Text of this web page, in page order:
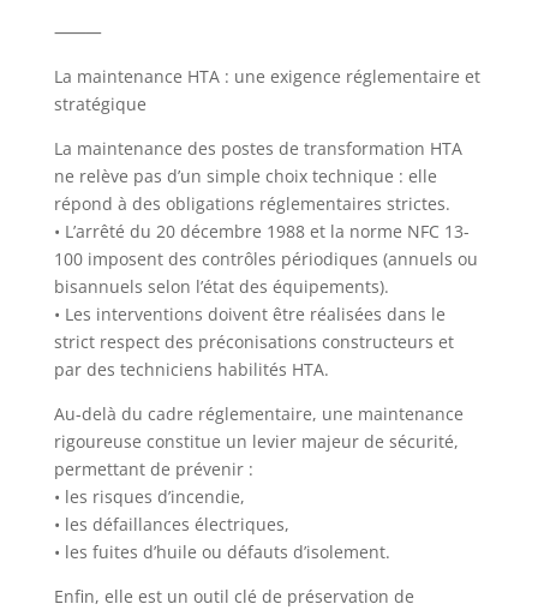
⸻
La maintenance HTA : une exigence réglementaire et
stratégique
La maintenance des postes de transformation HTA
ne relève pas d’un simple choix technique : elle
répond à des obligations réglementaires strictes.
• L’arrêté du 20 décembre 1988 et la norme NFC 13-
100 imposent des contrôles périodiques (annuels ou
bisannuels selon l’état des équipements).
• Les interventions doivent être réalisées dans le
strict respect des préconisations constructeurs et
par des techniciens habilités HTA.
Au-delà du cadre réglementaire, une maintenance
rigoureuse constitue un levier majeur de sécurité,
permettant de prévenir :
• les risques d’incendie,
• les défaillances électriques,
• les fuites d’huile ou défauts d’isolement.
Enfin, elle est un outil clé de préservation de